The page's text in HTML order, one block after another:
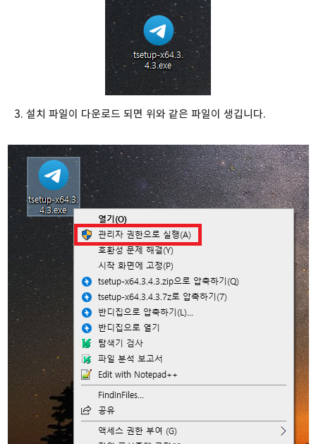
3. 설치 파일이 다운로드 되면 위와 같은 파일이 생깁니다.